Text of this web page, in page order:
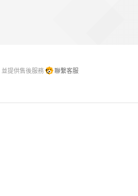
提供售後服務 聯繫客服